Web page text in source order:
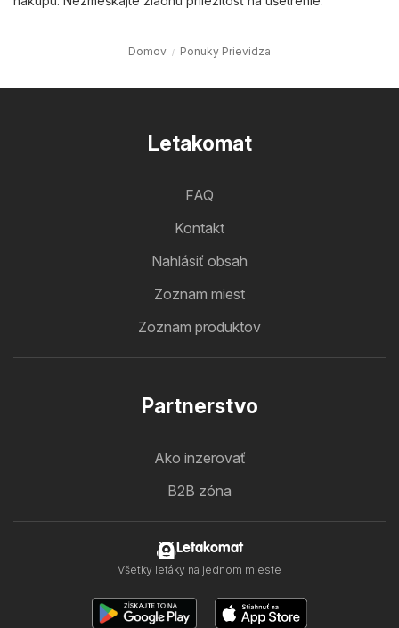
Domov Ponuky Prievidza
Letakomat
FAQ
Kontakt
Nahlásiť obsah
Zoznam miest
Zoznam produktov
Partnerstvo
Ako inzerovať
B2B zóna
Letakomat
Všetky letáky na jednom mieste